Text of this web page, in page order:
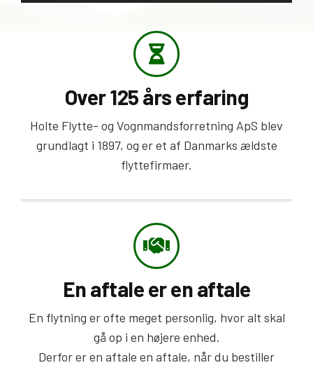
Over 125 års erfaring
Holte Flytte- og Vognmandsforretning ApS blev
grundlagt i 1897, og er et af Danmarks ældste
flyttefirmaer.
En aftale er en aftale
En flytning er ofte meget personlig, hvor alt skal
gå op i en højere enhed.
Derfor er en aftale en aftale, når du bestiller